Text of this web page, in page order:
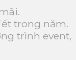
trong năm.
trình event,